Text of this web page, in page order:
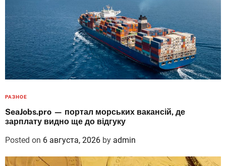
РАЗНОЕ
SeaJobs.pro — портал морських вакансій, де
зарплату видно ще до відгуку
Posted on 6 августа, 2026 by admin